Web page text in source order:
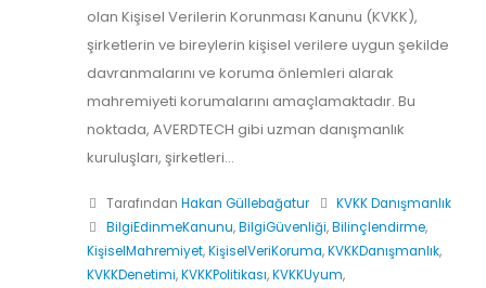
olan Kişisel Verilerin Korunması Kanunu (KVKK),
şirketlerin ve bireylerin kişisel verilere uygun şekilde
davranmalarını ve koruma önlemleri alarak
mahremiyeti korumalarını amaçlamaktadır. Bu
noktada, AVERDTECH gibi uzman danışmanlık
kuruluşları, şirketleri...
Tarafından Hakan Güllebağatur
KVKK Danışmanlık
BilgiEdinmeKanunu,BilgiGüvenliği,Bilinçlendirme,
KişiselMahremiyet,KişiselVeriKoruma,KVKKDanışmanlık,
KVKKDenetimi,KVKKPolitikası,KVKKUyum,